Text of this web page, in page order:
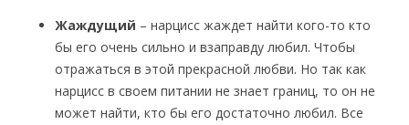
Жаждущий – нарцисс жаждет найти кого-то кто
бы его очень сильно и взаправду любил. Чтобы
отражаться в этой прекрасной любви. Но так как
нарцисс в своем питании не знает границ, то он не
может найти, кто бы его достаточно любил. Все